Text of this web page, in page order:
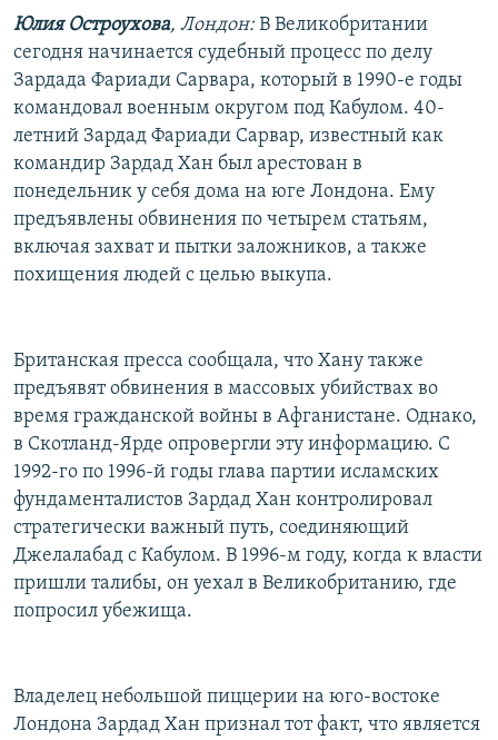
поиску
СЕВЕР.РЕАЛИИ
СИБИРЬ.РЕАЛИИ
РАСПИСАНИЕ ВЕЩАНИЯ
ПОДПИШИТЕСЬ НА РАССЫЛКУ
СОЦИАЛЬНЫЕ СЕТИ
Все сайты РСЕ/РС
Юлия Остроухова, Лондон:В Великобритании
сегодня начинается судебный процесс по делу
Зардада Фариади Сарвара, который в 1990-е годы
командовал военным округом под Кабулом. 40-
летний Зардад Фариади Сарвар, известный как
командир Зардад Хан был арестован в
понедельник у себя дома на юге Лондона. Ему
предъявлены обвинения по четырем статьям,
включая захват и пытки заложников, а также
похищения людей с целью выкупа.
Британская пресса сообщала, что Хану также
предъявят обвинения в массовых убийствах во
время гражданской войны в Афганистане. Однако,
в Скотланд-Ярде опровергли эту информацию. С
1992-го по 1996-й годы глава партии исламских
фундаменталистов Зардад Хан контролировал
стратегически важный путь, соединяющий
Джелалабад с Кабулом. В 1996-м году, когда к власти
пришли талибы, он уехал в Великобританию, где
попросил убежища.
Владелец небольшой пиццерии на юго-востоке
Лондона Зардад Хан признал тот факт, что является